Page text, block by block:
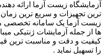
آزمایشگاه زیست آزما ارائه‌
ترین تجهیزات و سریع ترین
زیست آزما یک سامانه تخصصی
ها از جمله آزمایشات ژنتیکی
کیفیت و دقت و مناسبت ترین
را تسهیل نماید .